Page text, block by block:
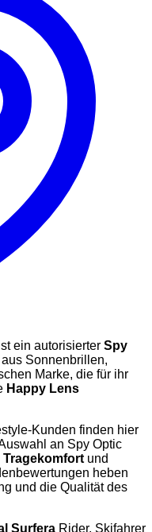
ein autorisierter Spy
Sonnenbrillen,
Marke, die für ihr
Happy Lens
Kunden finden hier
an Spy Optic
Tragekomfortund
heben
und die Qualität des
Surfera Rider, Skifahrer